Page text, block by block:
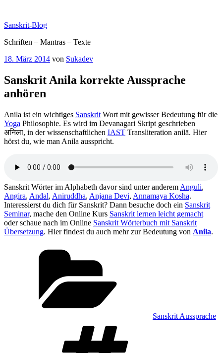
springen
Sanskrit-Blog
Schriften – Mantras – Texte
Veröffentlicht
18. März 2014 von Sukadev
Sanskrit Anila korrekte Aussprache
anhören
Anila ist ein wichtiges Sanskrit Wort mit gewisser Bedeutung für die
Yoga Philosophie. Es wird im Devanagari Skript geschrieben
अनिला, in der wissenschaftlichen IAST Transliteration anilā. Hier
hörst du, wie man Anila ausspricht.
Sanskrit Wörter im Alphabeth davor sind unter anderem Anguli,
Angira, Andal, Aniruddha, Anjana Devi, Annamaya Kosha.
Interessierst du dich für Sanskrit? Dann besuche doch ein Sanskrit
Seminar, mache den Online Kurs Sanskrit lernen leicht gemacht
oder schaue nach im Online Sanskrit Wörterbuch mit Sanskrit
Übersetzung. Hier findest du auch mehr zur Bedeutung von Anila.
Sanskrit Aussprache